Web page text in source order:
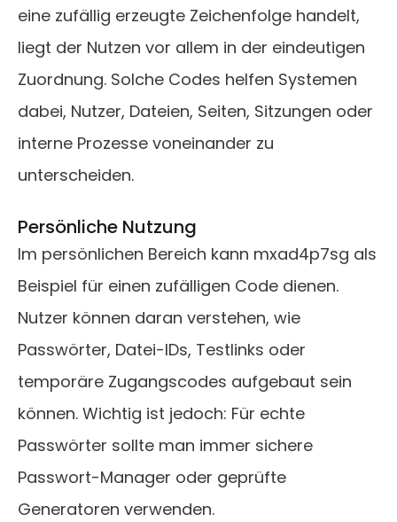
eine zufällig erzeugte Zeichenfolge handelt,
liegt der Nutzen vor allem in der eindeutigen
Zuordnung. Solche Codes helfen Systemen
dabei, Nutzer, Dateien, Seiten, Sitzungen oder
interne Prozesse voneinander zu
unterscheiden.
Persönliche Nutzung
Im persönlichen Bereich kann mxad4p7sg als
Beispiel für einen zufälligen Code dienen.
Nutzer können daran verstehen, wie
Passwörter, Datei-IDs, Testlinks oder
temporäre Zugangscodes aufgebaut sein
können. Wichtig ist jedoch: Für echte
Passwörter sollte man immer sichere
Passwort-Manager oder geprüfte
Generatoren verwenden.